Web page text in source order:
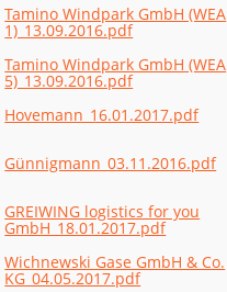
Tamino Windpark GmbH (WEA
1)_13.09.2016.pdf
Tamino Windpark GmbH (WEA
5)_13.09.2016.pdf
Hovemann_16.01.2017.pdf
Günnigmann_03.11.2016.pdf
GREIWING logistics for you
GmbH_18.01.2017.pdf
Wichnewski Gase GmbH & Co.
KG_04.05.2017.pdf